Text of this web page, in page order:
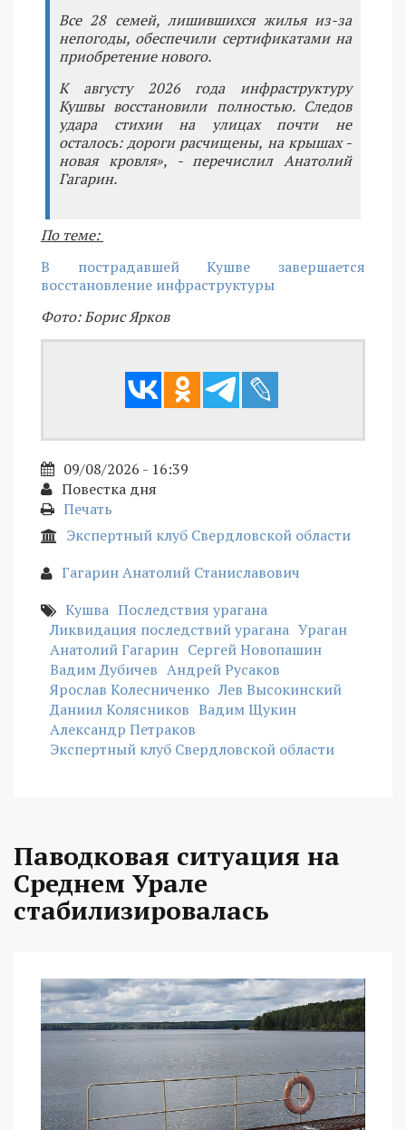
Все 28 семей, лишившихся жилья из-за
непогоды, обеспечили сертификатами на
приобретение нового.
К августу 2026 года инфраструктуру
Кушвы восстановили полностью. Следов
удара стихии на улицах почти не
осталось: дороги расчищены, на крышах -
новая кровля», - перечислил Анатолий
Гагарин.
По теме:
В пострадавшей Кушве завершается
восстановление инфраструктуры
Фото: Борис Ярков
09/08/2026 - 16:39
Повестка дня
Печать
Экспертный клуб Свердловской области
Гагарин Анатолий Станиславович
Кушва Последствия урагана
Ликвидация последствий урагана Ураган
Анатолий Гагарин Сергей Новопашин
Вадим Дубичев Андрей Русаков
Ярослав Колесниченко Лев Высокинский
Даниил Колясников Вадим Щукин
Александр Петраков
Экспертный клуб Свердловской области
Паводковая ситуация на
Среднем Урале
стабилизировалась